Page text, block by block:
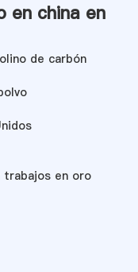
en china en
de carbón
trabajos en oro